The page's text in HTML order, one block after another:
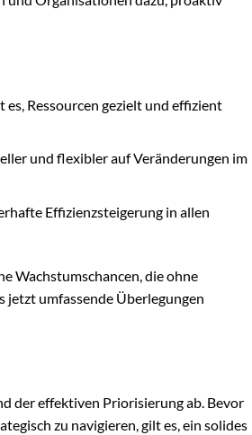
Ressourcen gezielt und effizient
und flexibler auf Veränderungen im
Effizienzsteigerung in allen
Wachstumschancen, die ohne
jetzt umfassende Überlegungen
der effektiven Priorisierung ab. Bevor
zu navigieren, gilt es, ein solides